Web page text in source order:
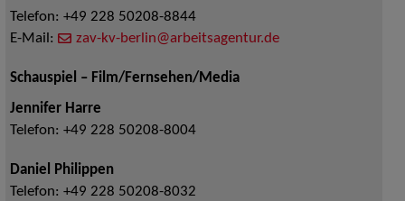
Telefon: +49 228 50208-8844
E-Mail:
zav-kv-berlin@arbeitsagentur.de
Schauspiel – Film/Fernsehen/Media
Jennifer Harre
Telefon: +49 228 50208-8004
Daniel Philippen
Telefon: +49 228 50208-8032